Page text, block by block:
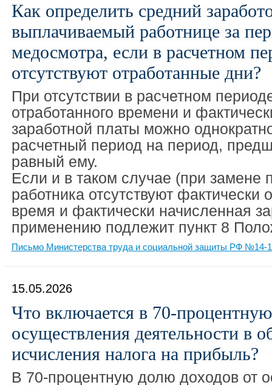
Как определить средний
выплачиваемый работнице за
медосмотра, если в расчетном
отсутствуют отработанные дни?
При отсутствии в расчетном
отработанного времени и
заработной платы можно
расчетный период на период,
равный ему.
Если и в таком случае (при замене
работника отсутствуют фактически
время и фактически начисленная
применению подлежит пункт 8
Письмо Министерства труда и социальной защиты РФ №14-
15.05.2026
Что включается в 70-
осуществления деятельности в
исчисления налога на прибыль?
В 70-процентную долю доходов от